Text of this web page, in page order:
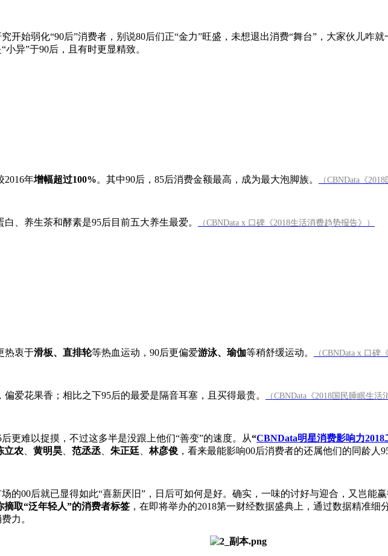
开始弱化“90后”消费者，别说80后们正“金力”旺盛，未想退出消费“舞台”，大家伙儿咋
异”于90后，且有时更显精致。
2016年增幅超过100%。其中90后，85后消费金额最高，成为最大泡脚族。 （CBNData《
、养生茶和酵素是95后目前五大养生最爱。 （CBNData x 口碑《2018生活消费趋势报告》）
热衷于滑板、直排轮等热血运动，90后更偏爱游泳、瑜伽等稍舒缓运动。 （CBNData x 口碑
爱花果香；相比之下95后的最爱是隔音耳塞，且买得最贵。 （CBNData《2018国民睡眠生活
更难以捉摸，不过这多半是没跟上他们“善变”的速度。从“CBNData明星消费影响力
立农 黄明昊 范丞丞、 朱正廷 、林彦俊 ，看来最能影响00后消费者的还属他们的同龄人
的00后就已显得如此“喜新厌旧”，日后可如何是好。确实，一味的讨好与迎合，又岂能赢
取“泛年轻人”的消费者标签 ，在即将举办的2018第一财经数据盛典上，通过数据精准
力。